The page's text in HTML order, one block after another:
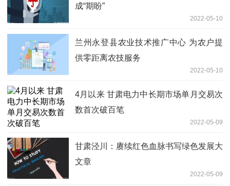
成“期盼”
2022-05-10
兰州永登县农业技术推广中心 为农户提
供零距离农技服务
2022-05-10
4月以来 甘肃电力中长期市场单月交易次
数首次破百笔
2022-05-09
甘肃泾川：赓续红色血脉书写绿色发展大
文章
2022-05-09